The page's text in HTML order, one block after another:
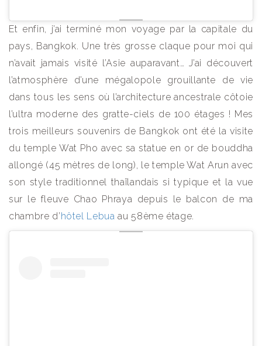
Et enfin, j’ai terminé mon voyage par la capitale du
pays, Bangkok. Une très grosse claque pour moi qui
n’avait jamais visité l’Asie auparavant… J’ai découvert
l’atmosphère d’une mégalopole grouillante de vie
dans tous les sens où l’architecture ancestrale côtoie
l’ultra moderne des gratte-ciels de 100 étages ! Mes
trois meilleurs souvenirs de Bangkok ont été la visite
du temple Wat Pho avec sa statue en or de bouddha
allongé (45 mètres de long), le temple Wat Arun avec
son style traditionnel thaïlandais si typique et la vue
sur le fleuve Chao Phraya depuis le balcon de ma
chambre d’ hôtel Lebua au 58ème étage.